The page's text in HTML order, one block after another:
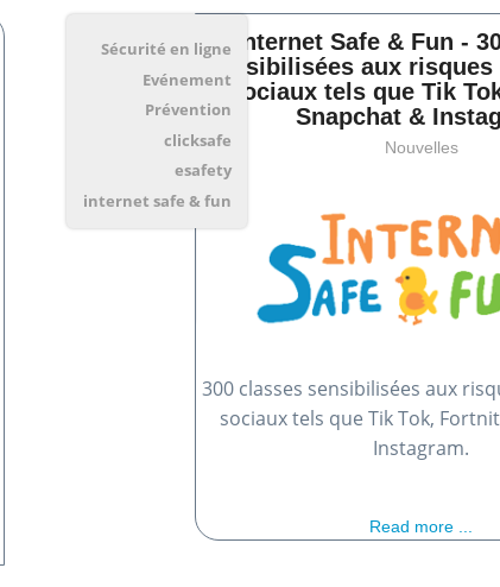
Internet Safe & Fun -
sensibilisées aux risques
sociaux tels que Tik
Snapchat &
Nouvelles
Sécurité en ligne
Evénement
Prévention
clicksafe
esafety
internet safe & fun
300 classes sensibilisées aux
sociaux tels que Tik Tok,
Instagram.
Read more ...